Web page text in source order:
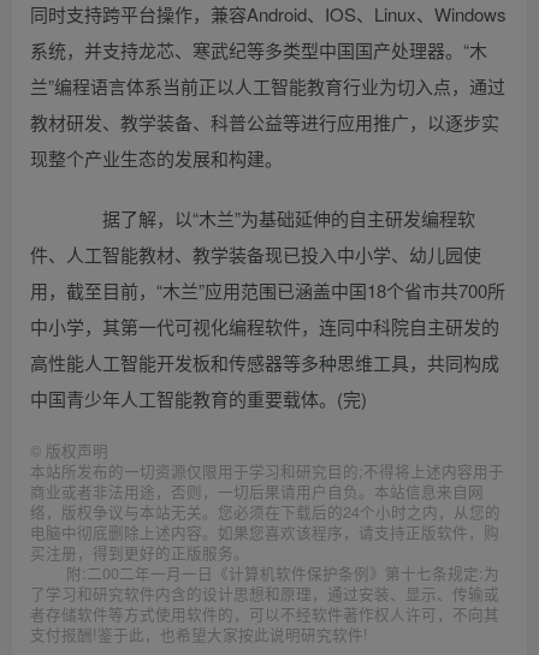
同时支持跨平台操作，兼容Android、IOS、Linux、Windows
系统，并支持龙芯、寒武纪等多类型中国国产处理器。“木
兰”编程语言体系当前正以人工智能教育行业为切入点，通过
教材研发、教学装备、科普公益等进行应用推广，以逐步实
现整个产业生态的发展和构建。
据了解，以“木兰”为基础延伸的自主研发编程软
件、人工智能教材、教学装备现已投入中小学、幼儿园使
用，截至目前，“木兰”应用范围已涵盖中国18个省市共700所
中小学，其第一代可视化编程软件，连同中科院自主研发的
高性能人工智能开发板和传感器等多种思维工具，共同构成
中国青少年人工智能教育的重要载体。(完)
© 版权声明
本站所发布的一切资源仅限用于学习和研究目的;不得将上述内容用于
商业或者非法用途，否则，一切后果请用户自负。本站信息来自网
络，版权争议与本站无关。您必须在下载后的24个小时之内，从您的
电脑中彻底删除上述内容。如果您喜欢该程序，请支持正版软件，购
买注册，得到更好的正版服务。
附:二00二年一月一日《计算机软件保护条例》第十七条规定:为
了学习和研究软件内含的设计思想和原理，通过安装、显示、传输或
者存储软件等方式使用软件的，可以不经软件著作权人许可，不向其
支付报酬!鉴于此，也希望大家按此说明研究软件!